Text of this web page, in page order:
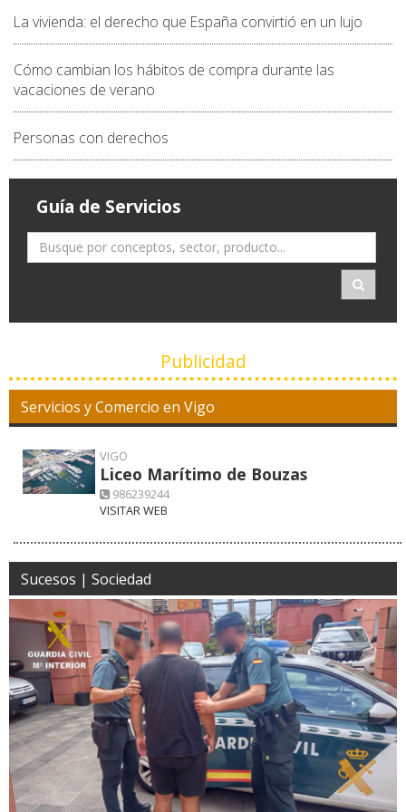
La vivienda: el derecho que España convirtió en un lujo
Cómo cambian los hábitos de compra durante las
vacaciones de verano
Personas con derechos
Guía de Servicios
Publicidad
Servicios y Comercio en Vigo
VIGO
Liceo Marítimo de Bouzas
986239244
VISITAR WEB
Sucesos | Sociedad